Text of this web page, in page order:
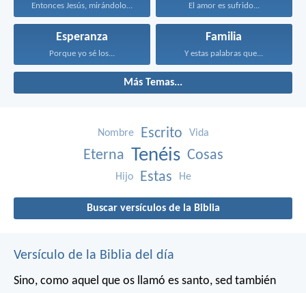
Entonces Jesús, mirándolos, dijo... El amor es sufrido...
Esperanza
Porque yo sé los...
Familia
Y estas palabras que...
Más Temas...
Nombre Escrito Vida
Eterna Tenéis Cosas
Hijo Estas He
Buscar versículos de la Biblia
Versículo de la Biblia del día
Sino, como aquel que os llamó es santo, sed también